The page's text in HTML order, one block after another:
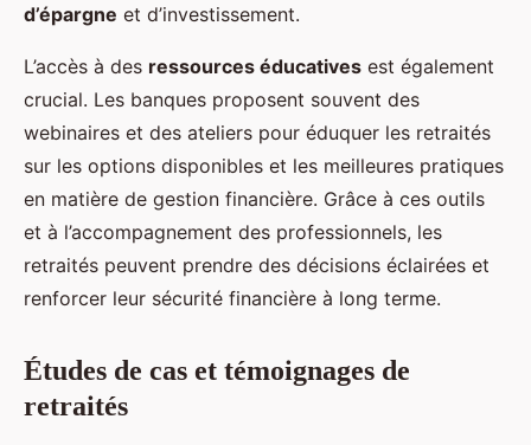
d’épargne et d’investissement.
L’accès à des ressources éducatives est également
crucial. Les banques proposent souvent des
webinaires et des ateliers pour éduquer les retraités
sur les options disponibles et les meilleures pratiques
en matière de gestion financière. Grâce à ces outils
et à l’accompagnement des professionnels, les
retraités peuvent prendre des décisions éclairées et
renforcer leur sécurité financière à long terme.
Études de cas et témoignages de
retraités